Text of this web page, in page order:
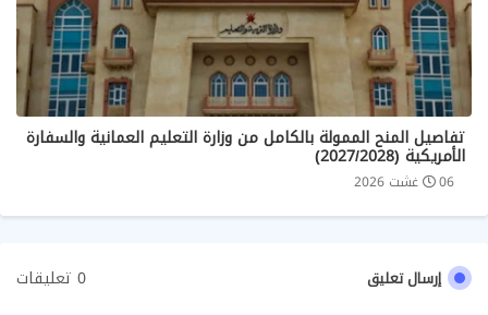
تفاصيل المنح الممولة بالكامل من وزارة التعليم العمانية والسفارة
الأمريكية (2027/2028)
06 غشت 2026
إرسال تعليق 0 تعليقات